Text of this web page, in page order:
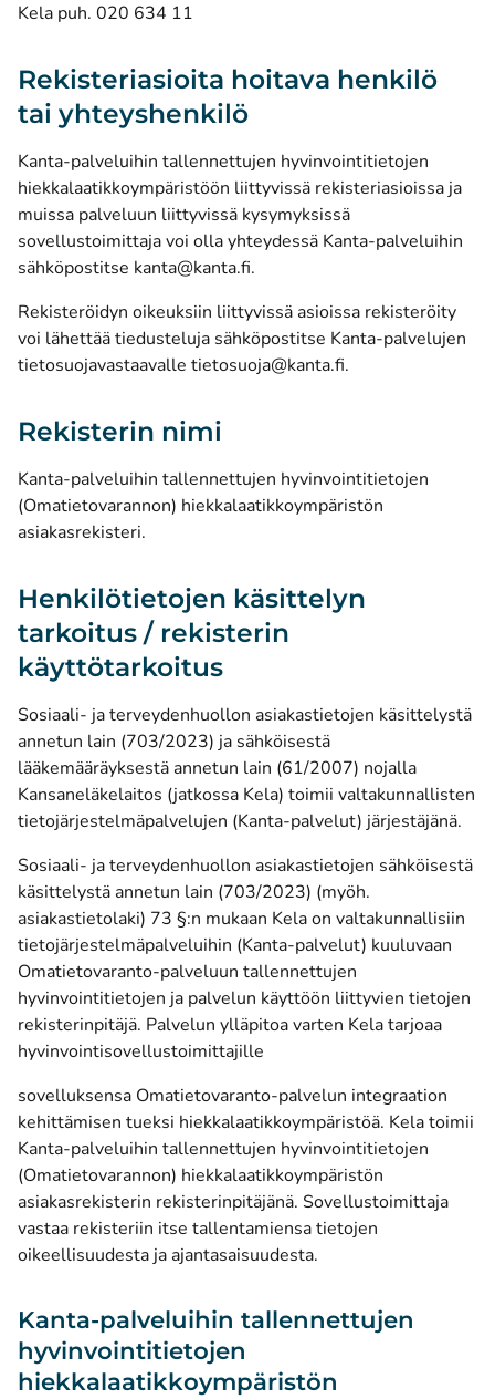
Kela puh. 020 634 11
Rekisteriasioita hoitava henkilö
tai yhteyshenkilö
Kanta-palveluihin tallennettujen hyvinvointitietojen
hiekkalaatikkoympäristöön liittyvissä rekisteriasioissa ja
muissa palveluun liittyvissä kysymyksissä
sovellustoimittaja voi olla yhteydessä Kanta-palveluihin
sähköpostitse kanta@kanta.fi.
Rekisteröidyn oikeuksiin liittyvissä asioissa rekisteröity
voi lähettää tiedusteluja sähköpostitse Kanta-palvelujen
tietosuojavastaavalle tietosuoja@kanta.fi.
Rekisterin nimi
Kanta-palveluihin tallennettujen hyvinvointitietojen
(Omatietovarannon) hiekkalaatikkoympäristön
asiakasrekisteri.
Henkilötietojen käsittelyn
tarkoitus / rekisterin
käyttötarkoitus
Sosiaali- ja terveydenhuollon asiakastietojen käsittelystä
annetun lain (703/2023) ja sähköisestä
lääkemääräyksestä annetun lain (61/2007) nojalla
Kansaneläkelaitos (jatkossa Kela) toimii valtakunnallisten
tietojärjestelmäpalvelujen (Kanta-palvelut) järjestäjänä.
Sosiaali- ja terveydenhuollon asiakastietojen sähköisestä
käsittelystä annetun lain (703/2023) (myöh.
asiakastietolaki) 73 §:n mukaan Kela on valtakunnallisiin
tietojärjestelmäpalveluihin (Kanta-palvelut) kuuluvaan
Omatietovaranto-palveluun tallennettujen
hyvinvointitietojen ja palvelun käyttöön liittyvien tietojen
rekisterinpitäjä. Palvelun ylläpitoa varten Kela tarjoaa
hyvinvointisovellustoimittajille
sovelluksensa Omatietovaranto-palvelun integraation
kehittämisen tueksi hiekkalaatikkoympäristöä. Kela toimii
Kanta-palveluihin tallennettujen hyvinvointitietojen
(Omatietovarannon) hiekkalaatikkoympäristön
asiakasrekisterin rekisterinpitäjänä. Sovellustoimittaja
vastaa rekisteriin itse tallentamiensa tietojen
oikeellisuudesta ja ajantasaisuudesta.
Kanta-palveluihin tallennettujen
hyvinvointitietojen
hiekkalaatikkoympäristön